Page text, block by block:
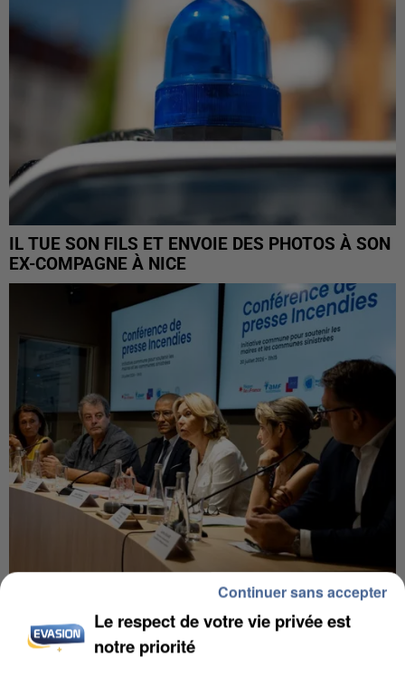
IL TUE SON FILS ET ENVOIE DES PHOTOS À SON
EX-COMPAGNE À NICE
INCENDIES : L’ÎLE-DE-FRANCE LANCE UN ÉLAN
DE SOLIDARITÉ AVEC LES...
Le respect de votre vie privée est
notre priorité
Continuer sans accepter